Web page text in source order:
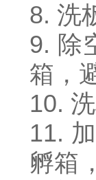
8. 洗
9. 除
箱，
10.
11.
孵箱